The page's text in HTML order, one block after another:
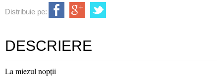
Distribuie pe:
DESCRIERE
La miezul nopţii